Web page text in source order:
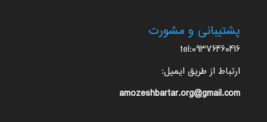
پشتیبانی و مشورت
tel:09376460416
ارتباط از طریق ایمیل:
amozeshbartar.org@gmail.com